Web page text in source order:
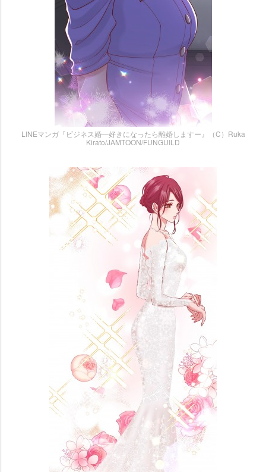
LINEマンガ『ビジネス婚―好きになったら離婚しますー』（C）Ruka
Kirato/JAMTOON/FUNGUILD